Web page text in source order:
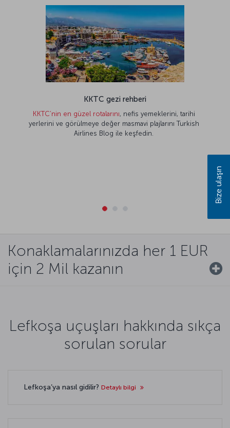
KKTC gezi rehberi
KKTC’nin en güzel rotalarını, nefis yemeklerini, tarihi
yerlerini ve görülmeye değer masmavi plajlarını Turkish
Airlines Blog ile keşfedin.
Konaklamalarınızda her 1 EUR
için 2 Mil kazanın
Lefkoşa uçuşları hakkında sıkça
sorulan sorular
Lefkoşa’ya nasıl gidilir? Detaylı bilgi
Bize ulaşın